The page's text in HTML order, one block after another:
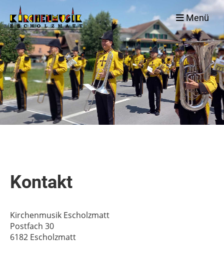
Menü
Kontakt
Kirchenmusik Escholzmatt
Postfach 30
6182 Escholzmatt